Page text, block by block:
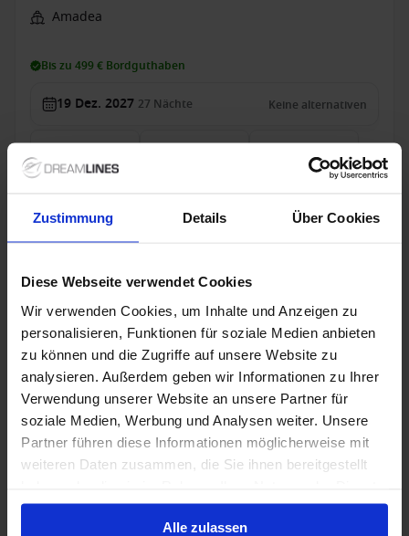
Zustimmung Details Über Cookies
Diese Webseite verwendet Cookies
Wir verwenden Cookies, um Inhalte und Anzeigen zu
personalisieren, Funktionen für soziale Medien anbieten
zu können und die Zugriffe auf unsere Website zu
analysieren. Außerdem geben wir Informationen zu Ihrer
Verwendung unserer Website an unsere Partner für
soziale Medien, Werbung und Analysen weiter. Unsere
Partner führen diese Informationen möglicherweise mit
weiteren Daten zusammen, die Sie ihnen bereitgestellt
gesammelt haben.
Alle zulassen
Amadea
Bis zu 499 € Bordguthaben
19 Dez. 2027 27 Nächte Keine alternativen
6,499 €p. P. 13,499 €p. P.
Nur Kreuzfahrt
Weltreise ab Savona, Italien auf der Artania
Ab Savona An Bremerhaven
Artania
Bis zu 2499 € Bordguthaben
18 Dez. 2026 149Nächte Keine alternativen
Außenkabineab
25,999 €p. P.
Balkonkabine ab
38,999 € p. P.
Suite ab
58,499 €p. P.